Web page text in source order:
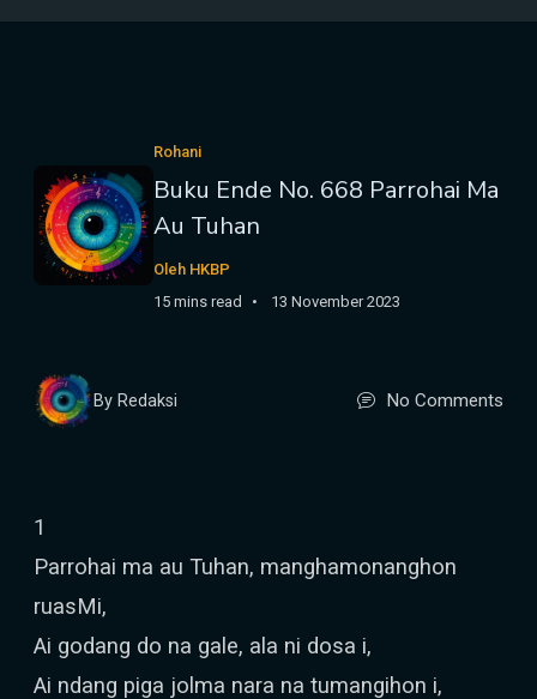
Rohani
Buku Ende No. 668 Parrohai Ma
Au Tuhan
Oleh HKBP
15 mins read
13 November 2023
By Redaksi No Comments
1
Parrohai ma au Tuhan, manghamonanghon
ruasMi,
Ai godang do na gale, ala ni dosa i,
Ai ndang piga jolma nara na tumangihon i,